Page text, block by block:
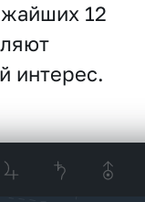
12
интерес.